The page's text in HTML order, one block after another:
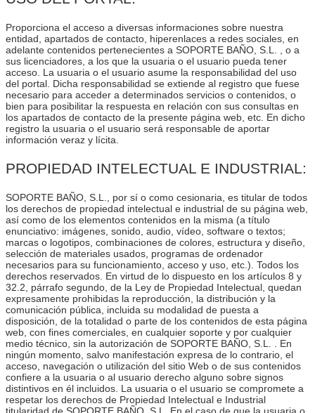
Proporciona el acceso a diversas informaciones sobre nuestra
entidad, apartados de contacto, hiperenlaces a redes sociales, en
adelante contenidos pertenecientes a SOPORTE BAÑO, S.L. , o a
sus licenciadores, a los que la usuaria o el usuario pueda tener
acceso. La usuaria o el usuario asume la responsabilidad del uso
del portal. Dicha responsabilidad se extiende al registro que fuese
necesario para acceder a determinados servicios o contenidos, o
bien para posibilitar la respuesta en relación con sus consultas en
los apartados de contacto de la presente página web, etc. En dicho
registro la usuaria o el usuario será responsable de aportar
información veraz y lícita.
PROPIEDAD INTELECTUAL E INDUSTRIAL:
SOPORTE BAÑO, S.L., por sí o como cesionaria, es titular de todos
los derechos de propiedad intelectual e industrial de su página web,
así como de los elementos contenidos en la misma (a título
enunciativo: imágenes, sonido, audio, vídeo, software o textos;
marcas o logotipos, combinaciones de colores, estructura y diseño,
selección de materiales usados, programas de ordenador
necesarios para su funcionamiento, acceso y uso, etc.). Todos los
derechos reservados. En virtud de lo dispuesto en los artículos 8 y
32.2, párrafo segundo, de la Ley de Propiedad Intelectual, quedan
expresamente prohibidas la reproducción, la distribución y la
comunicación pública, incluida su modalidad de puesta a
disposición, de la totalidad o parte de los contenidos de esta página
web, con fines comerciales, en cualquier soporte y por cualquier
medio técnico, sin la autorización de SOPORTE BAÑO, S.L. . En
ningún momento, salvo manifestación expresa de lo contrario, el
acceso, navegación o utilización del sitio Web o de sus contenidos
confiere a la usuaria o al usuario derecho alguno sobre signos
distintivos en él incluidos. La usuaria o el usuario se compromete a
respetar los derechos de Propiedad Intelectual e Industrial